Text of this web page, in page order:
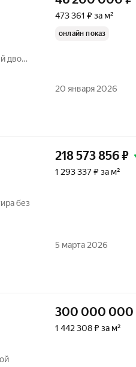
двор
г.
473 361 ₽ за м²
онлайн показ
20 января 2026
без
218 573 856₽
1 293 337 ₽ за м²
5 марта 2026
300 000 000
1 442 308 ₽ за м²